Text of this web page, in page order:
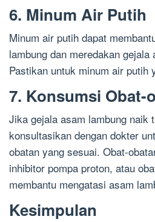
6. Minum Air Putih
Minum air putih dapat
lambung dan meredakan gejala
Pastikan untuk minum air putih
7. Konsumsi Obat-
Jika gejala asam lambung naik
konsultasikan dengan dokter
obatan yang sesuai. Obat-
inhibitor pompa proton, atau
membantu mengatasi asam
Kesimpulan